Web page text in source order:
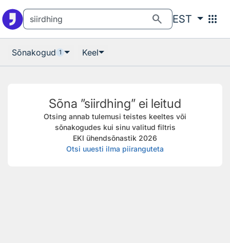
search EST apps
Sõnakogud 1 Keel
Sõna ”siirdhing” ei leitud
Otsing annab tulemusi teistes keeltes või
sõnakogudes kui sinu valitud filtris
EKI ühendsõnastik 2026
Otsi uuesti ilma piiranguteta